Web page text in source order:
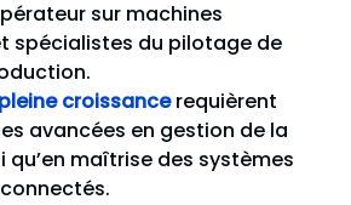
sur machines
spécialistes du pilotage de
croissancerequièrent
avancées en gestion de la
maîtrise des systèmes